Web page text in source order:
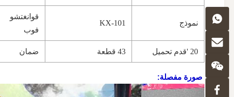
نموذج KX-101
قوانغتشو
فوب
20 'قدم تحميل 43 قطعة ضمان
صورة مفصلة: